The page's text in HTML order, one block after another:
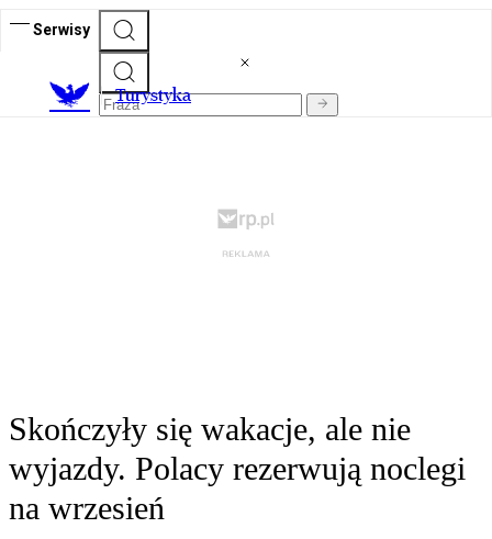
Serwisy
Turystyka
Skończyły się wakacje, ale nie
wyjazdy. Polacy rezerwują noclegi
na wrzesień